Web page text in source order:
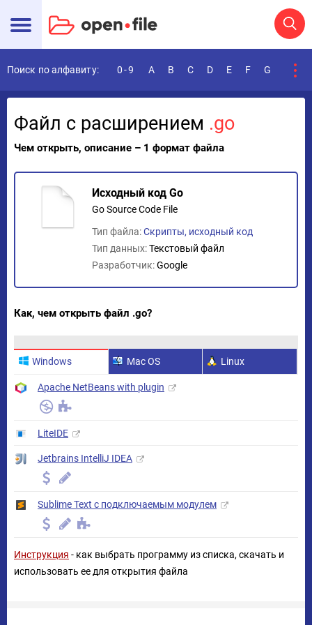
Поиск по алфавиту: 0-9 A B C D E F G
Файл с расширением .go
Чем открыть, описание – 1 формат файла
Исходный код Go
Go Source Code File
Тип файла:Скрипты, исходный код
Тип данных:Текстовый файл
Разработчик:Google
Как, чем открыть файл .go?
Windows Mac OS Linux
Apache NetBeans with plugin
LiteIDE
Jetbrains IntelliJ IDEA
Sublime Text с подключаемым модулем
Инструкция - как выбрать программу из списка, скачать и
использовать ее для открытия файла